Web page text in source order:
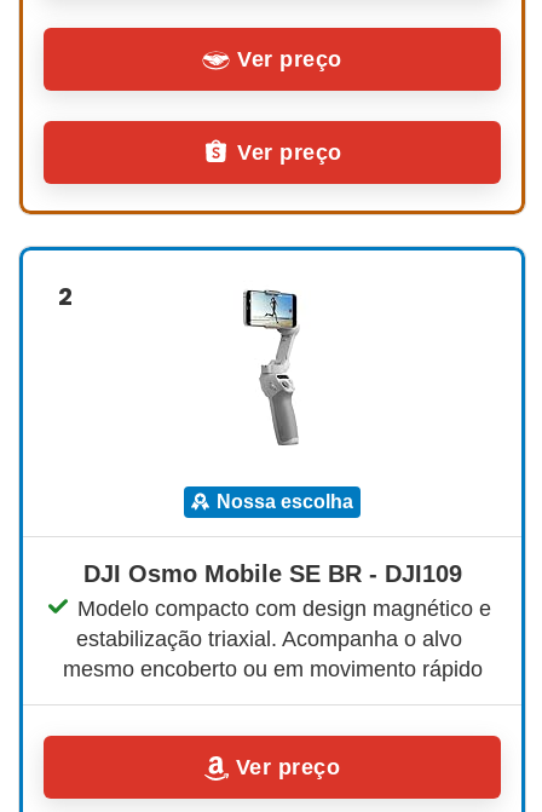
Ver preço
Ver preço
2
nossa escolha
DJI Osmo Mobile SE BR - DJI109
Modelo compacto com design magnético e
estabilização triaxial. Acompanha o alvo
mesmo encoberto ou em movimento rápido
Ver preço